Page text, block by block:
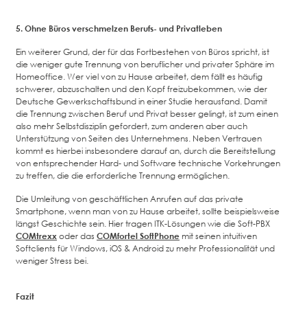
5. Ohne Büros verschmelzen Berufs- und Privatleben
Ein weiterer Grund, der für das Fortbestehen von Büros spricht, ist
die weniger gute Trennung von beruflicher und privater Sphäre im
Homeoffice. Wer viel von zu Hause arbeitet, dem fällt es häufig
schwerer, abzuschalten und den Kopf freizubekommen, wie der
Deutsche Gewerkschaftsbund in einer Studie herausfand. Damit
die Trennung zwischen Beruf und Privat besser gelingt, ist zum einen
also mehr Selbstdisziplin gefordert, zum anderen aber auch
Unterstützung von Seiten des Unternehmens. Neben Vertrauen
kommt es hierbei insbesondere darauf an, durch die Bereitstellung
von entsprechender Hard- und Software technische Vorkehrungen
zu treffen, die die erforderliche Trennung ermöglichen.
Die Umleitung von geschäftlichen Anrufen auf das private
Smartphone, wenn man von zu Hause arbeitet, sollte beispielsweise
längst Geschichte sein. Hier tragen ITK-Lösungen wie die Soft-PBX
COMtrexxoder das COMfortel SoftPhone mit seinen intuitiven
Softclients für Windows, iOS & Android zu mehr Professionalität und
weniger Stress bei.
Fazit